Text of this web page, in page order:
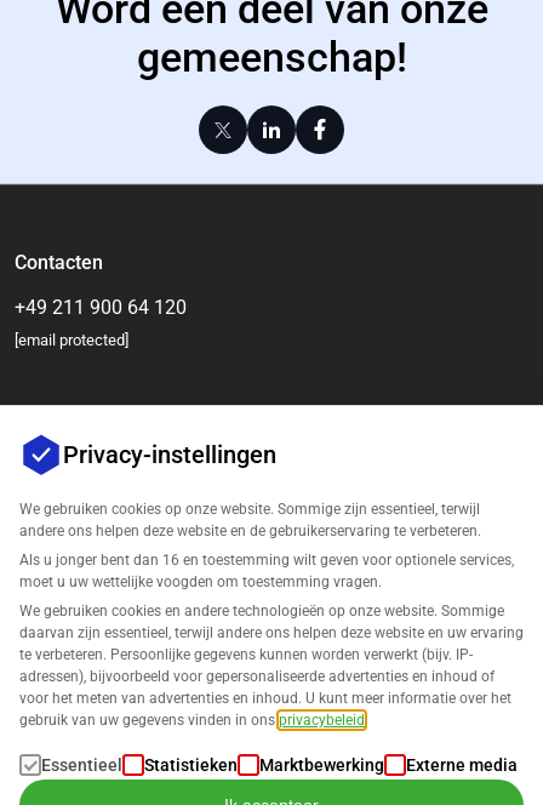
gemeenschap!
Contacten
+49 211 900 64 120
[email protected]
Bedrijf
Ondersteuning
Oplossingen voor Amazon
Privacy-instellingen
We gebruiken cookies op onze website. Sommige zijn essentieel, terwijl
andere ons helpen deze website en de gebruikerservaring te verbeteren.
Als u jonger bent dan 16 en toestemming wilt geven voor optionele services,
moet u uw wettelijke voogden om toestemming vragen.
We gebruiken cookies en andere technologieën op onze website. Sommige
daarvan zijn essentieel, terwijl andere ons helpen deze website en uw ervaring
te verbeteren. Persoonlijke gegevens kunnen worden verwerkt (bijv. IP-
adressen), bijvoorbeeld voor gepersonaliseerde advertenties en inhoud of
voor het meten van advertenties en inhoud. U kunt meer informatie over het
gebruik van uw gegevens vinden in ons privacybeleid
Essentieel Statistieken Marktbewerking Externe media